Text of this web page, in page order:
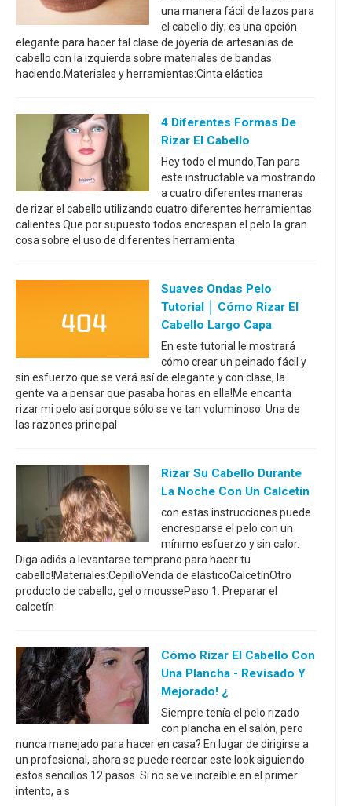
una manera fácil de lazos para
el cabello diy; es una opción
elegante para hacer tal clase de joyería de artesanías de
cabello con la izquierda sobre materiales de bandas
haciendo.Materiales y herramientas:Cinta elástica
4 Diferentes Formas De
Rizar El Cabello
Hey todo el mundo,Tan para
este instructable va mostrando
a cuatro diferentes maneras
de rizar el cabello utilizando cuatro diferentes herramientas
calientes.Que por supuesto todos encrespan el pelo la gran
cosa sobre el uso de diferentes herramienta
Suaves Ondas Pelo
Tutorial │ Cómo Rizar El
Cabello Largo Capa
En este tutorial le mostrará
cómo crear un peinado fácil y
sin esfuerzo que se verá así de elegante y con clase, la
gente va a pensar que pasaba horas en ella!Me encanta
rizar mi pelo así porque sólo se ve tan voluminoso. Una de
las razones principal
Rizar Su Cabello Durante
La Noche Con Un Calcetín
con estas instrucciones puede
encresparse el pelo con un
mínimo esfuerzo y sin calor.
Diga adiós a levantarse temprano para hacer tu
cabello!Materiales:CepilloVenda de elásticoCalcetínOtro
producto de cabello, gel o moussePaso 1: Preparar el
calcetín
Cómo Rizar El Cabello Con
Una Plancha - Revisado Y
Mejorado! ¿
Siempre tenía el pelo rizado
con plancha en el salón, pero
nunca manejado para hacer en casa? En lugar de dirigirse a
un profesional, ahora se puede recrear este look siguiendo
estos sencillos 12 pasos. Si no se ve increíble en el primer
intento, a s